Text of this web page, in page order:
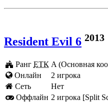
Resident Evil 6 2013
Ранг ЕТК A (Основная
Онлайн
2 игрока
Cеть
Нет
Оффлайн 2 игрока [Split